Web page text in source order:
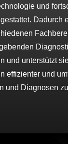
und
Dadurch
und unterstützt
effizienter und
und Diagnosen